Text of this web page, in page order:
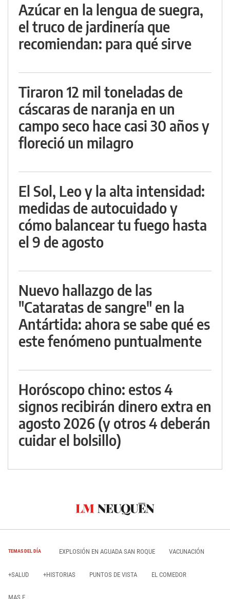
Azúcar en la lengua de suegra,
el truco de jardinería que
recomiendan: para qué sirve
Tiraron 12 mil toneladas de
cáscaras de naranja en un
campo seco hace casi 30 años y
floreció un milagro
El Sol, Leo y la alta intensidad:
medidas de autocuidado y
cómo balancear tu fuego hasta
el 9 de agosto
Nuevo hallazgo de las
"Cataratas de sangre" en la
Antártida: ahora se sabe qué es
este fenómeno puntualmente
Horóscopo chino: estos 4
signos recibirán dinero extra en
agosto 2026 (y otros 4 deberán
cuidar el bolsillo)
TEMAS DEL DÍA EXPLOSIÓN EN AGUADA SAN ROQUE VACUNACIÓN
+SALUD +HISTORIAS PUNTOS DE VISTA EL COMEDOR
MAS E